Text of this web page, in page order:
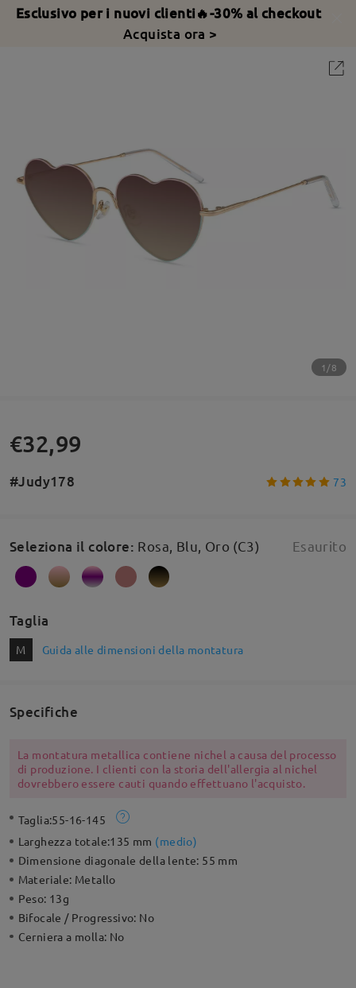
Esclusivo per i nuovi clienti🔥-30% al checkout
Acquista ora >
1/8
€32,99
#Judy178 73
Seleziona il colore: Rosa, Blu, Oro (C3) Esaurito
Taglia
M Guida alle dimensioni della montatura
Specifiche
La montatura metallica contiene nichel a causa del processo
di produzione. I clienti con la storia dell'allergia al nichel
dovrebbero essere cauti quando effettuano l'acquisto.
Taglia:55-16-145
Larghezza totale:135 mm (medio)
Dimensione diagonale della lente: 55 mm
Materiale: Metallo
Peso: 13g
Bifocale / Progressivo: No
Cerniera a molla: No